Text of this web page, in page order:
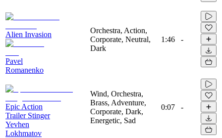
Alien Invasion
Pavel
Romanenko
Orchestra, Action,
Corporate, Neutral,
Dark
1:46 -
Epic Action
Trailer Stinger
Yevhen
Lokhmatov
Wind, Orchestra,
Brass, Adventure,
Corporate, Dark,
Energetic, Sad
0:07 -